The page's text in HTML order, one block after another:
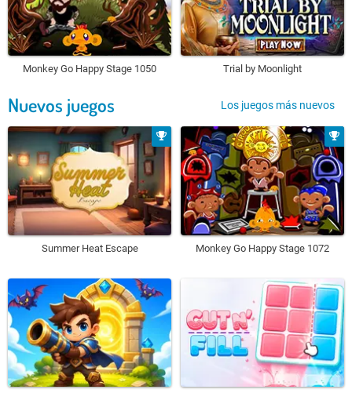
Monkey Go Happy Stage 1050 Trial by Moonlight
Nuevos juegos Los juegos más nuevos
Summer Heat Escape Monkey Go Happy Stage 1072